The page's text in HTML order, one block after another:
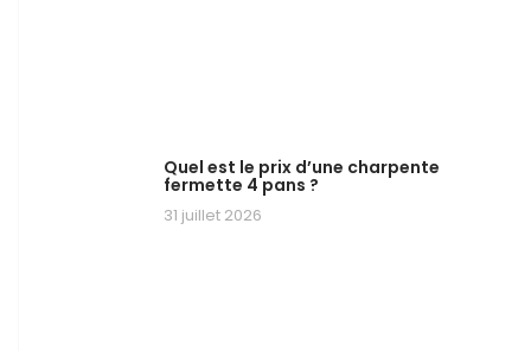
Quel est le prix d’une charpente
fermette 4 pans ?
31 juillet 2026